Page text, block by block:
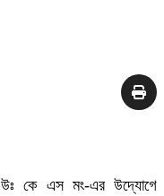
উঃ কে এস মং-এর উদ্যোগে